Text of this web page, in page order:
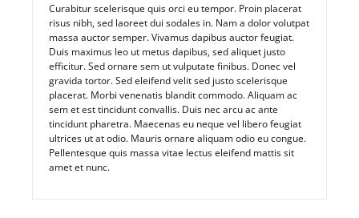
Curabitur scelerisque quis orci eu tempor. Proin placerat
risus nibh, sed laoreet dui sodales in. Nam a dolor volutpat
massa auctor semper. Vivamus dapibus auctor feugiat.
Duis maximus leo ut metus dapibus, sed aliquet justo
efficitur. Sed ornare sem ut vulputate finibus. Donec vel
gravida tortor. Sed eleifend velit sed justo scelerisque
placerat. Morbi venenatis blandit commodo. Aliquam ac
sem et est tincidunt convallis. Duis nec arcu ac ante
tincidunt pharetra. Maecenas eu neque vel libero feugiat
ultrices ut at odio. Mauris ornare aliquam odio eu congue.
Pellentesque quis massa vitae lectus eleifend mattis sit
amet et nunc.